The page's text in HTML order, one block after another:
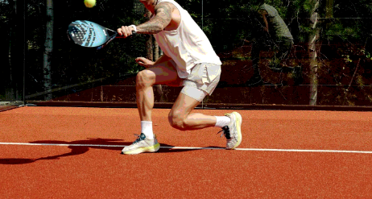
Зеркальный домик
Большие панорамные окна с
Двуспальная кровать,
Душ, туалет, горячая вода,
Оборудованная кухня: посуда,
чайник
Домик
2 человека